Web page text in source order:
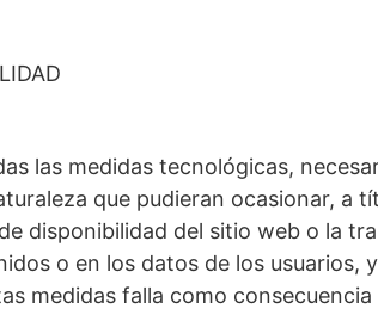
las medidas tecnológicas,
que pudieran ocasionar, a
disponibilidad del sitio web o la
o en los datos de los usuarios,
medidas falla como